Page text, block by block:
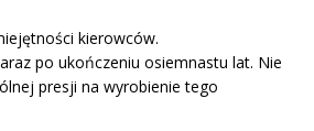
kierowców.
po ukończeniu osiemnastu lat. Nie
presji na wyrobienie tego